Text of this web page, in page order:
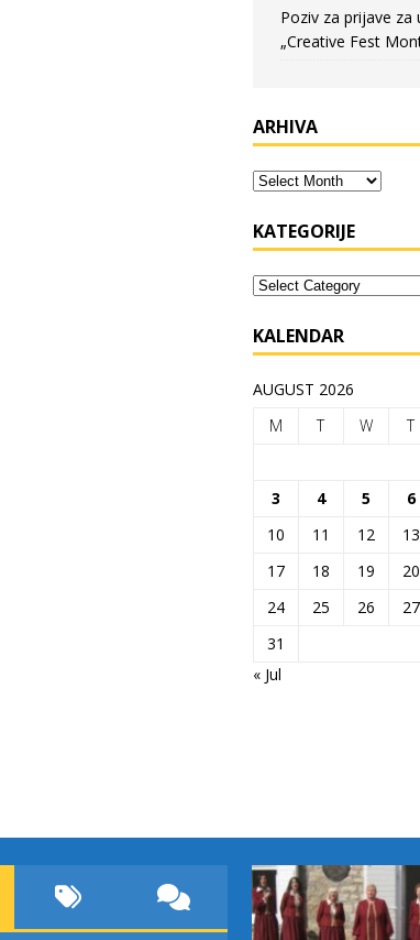
Poziv za prijave za
„Creative Fest
ARHIVA
KATEGORIJE
KALENDAR
AUGUST 2026
M
T W T
3
4 5 6
10
11 12 13
17
18 19 20
24
25 26 27
31
« Jul